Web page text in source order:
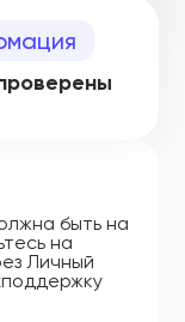
быть на
на
Личный